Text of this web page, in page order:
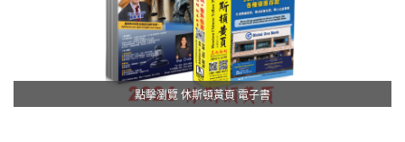
點擊瀏覽 休斯頓黃頁 電子書